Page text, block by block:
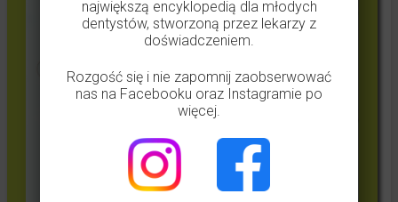
największą encyklopedią dla młodych
dentystów, stworzoną przez lekarzy z
doświadczeniem.
Rozgość się i nie zapomnij zaobserwować
nas na Facebooku oraz Instagramie po
więcej.